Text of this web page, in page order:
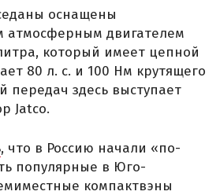
оснащены
атмосферным двигателем
который имеет цепной
80 л. с. и 100 Нм крутящего
передач здесь выступает
Jatco.
, что в Россию начали «по-
популярные в Юго-
компактвэны